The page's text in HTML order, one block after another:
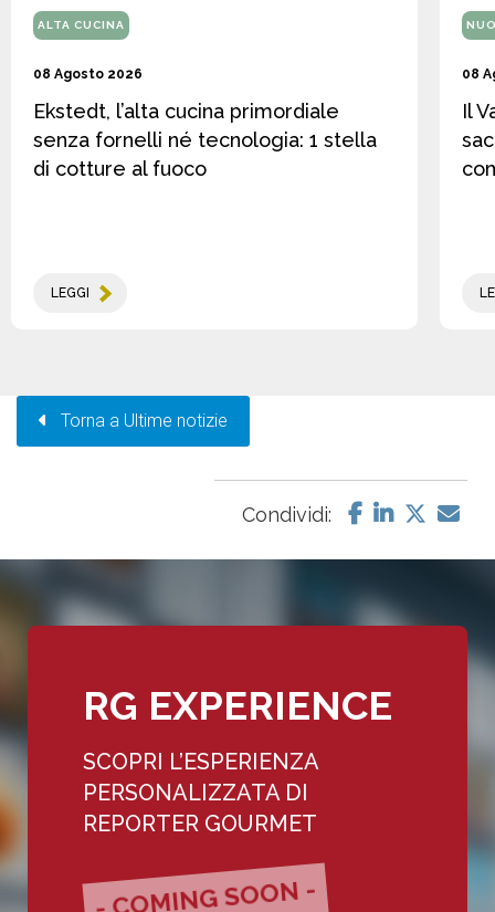
ALTA CUCINA
08 Agosto 2026
Ekstedt, l’alta cucina primordiale
senza fornelli né tecnologia: 1 stella
di cotture al fuoco
LEGGI
08
Il
Torna a Ultime notizie
Condividi:
RG EXPERIENCE
SCOPRI L’ESPERIENZA
PERSONALIZZATA DI
REPORTER GOURMET
- COMING SOON -